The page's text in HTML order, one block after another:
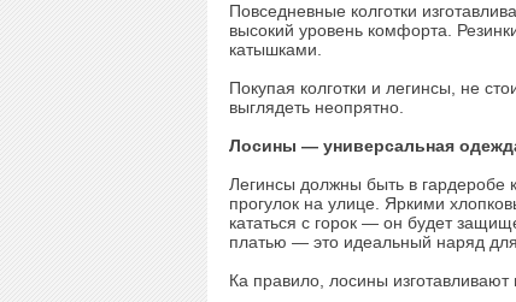
Повседневные колготки
высокий уровень комфорта.
катышками.
Покупая колготки и легинсы, не
выглядеть неопрятно.
Лосины — универсальная
Легинсы должны быть в
прогулок на улице. Яркими
кататься с горок — он будет
платью — это идеальный наряд
Ка правило, лосины